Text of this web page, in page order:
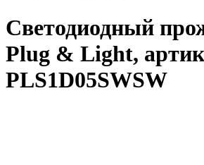
Светодиодный
Plug & Light,
PLS1D05SWSW